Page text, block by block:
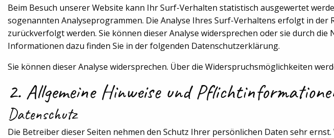
Beim Besuch unserer Website kann Ihr Surf-Verhalten statistisch ausgewertet
sogenannten Analyseprogrammen. Die Analyse Ihres Surf-Verhaltens erfolgt in der
zurückverfolgt werden. Sie können dieser Analyse widersprechen oder sie durch
Informationen dazu finden Sie in der folgenden Datenschutzerklärung.
Sie können dieser Analyse widersprechen. Über die Widerspruchsmöglichkeiten
2. Allgemeine Hinweise und
Datenschutz
Die Betreiber dieser Seiten nehmen den Schutz Ihrer persönlichen Daten sehr